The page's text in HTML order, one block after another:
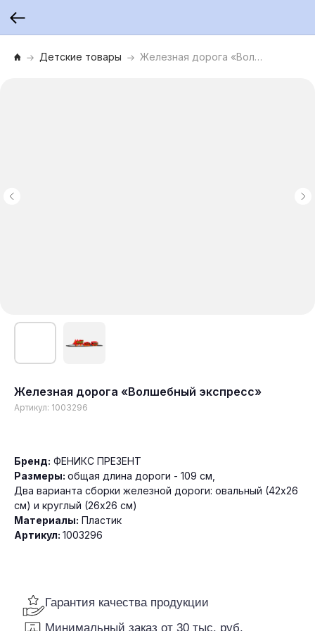
Детские товары Железная дорога «Волшебный экспресс»
Железная дорога «Волшебный экспресс»
Артикул: 1003296
Бренд: ФЕНИКС ПРЕЗЕНТ
Размеры: общая длина дороги - 109 см,
Два варианта сборки железной дороги: овальный (42х26
см) и круглый (26х26 см)
Материалы: Пластик
Артикул: 1003296
Доставка по всей России